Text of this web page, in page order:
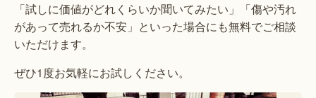
「試しに価値がどれくらいか聞いてみたい」「傷や汚れ
があって売れるか不安」といった場合にも無料でご相談
いただけます。
ぜひ1度お気軽にお試しください。